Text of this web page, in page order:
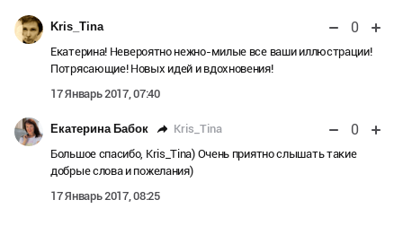
Kris_Tina 0
Екатерина! Невероятно нежно-милые все ваши иллюстрации!
Потрясающие! Новых идей и вдохновения!
17 Январь 2017, 07:40
Екатерина Бабок Kris_Tina 0
Большое спасибо, Kris_Tina) Очень приятно слышать такие
добрые слова и пожелания)
17 Январь 2017, 08:25